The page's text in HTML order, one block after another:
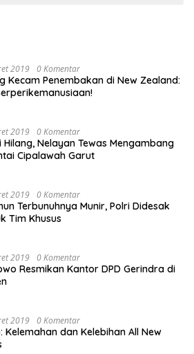
2019 0 Komentar
Kecam Penembakan di New Zealand:
2019 0 Komentar
Hilang, Nelayan Tewas Mengambang
Cipalawah Garut
2019 0 Komentar
Terbunuhnya Munir, Polri Didesak
Tim Khusus
2019 0 Komentar
Resmikan Kantor DPD Gerindra di
2019 0 Komentar
Kelemahan dan Kelebihan All New